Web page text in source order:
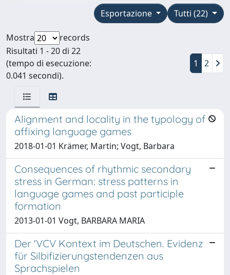
Tutti (22)
Esportazione
Mostra
records
Risultati 1 - 20 di 22
(tempo di esecuzione:
0.041 secondi).
1 2
Alignment and locality in the typology of
affixing language games
2018-01-01 Krämer, Martin; Vogt, Barbara
Consequences of rhythmic secondary
stress in German: stress patterns in
language games and past participle
formation
2013-01-01 Vogt, BARBARA MARIA
Der 'VCV Kontext im Deutschen. Evidenz
für Silbifizierungstendenzen aus
Sprachspielen